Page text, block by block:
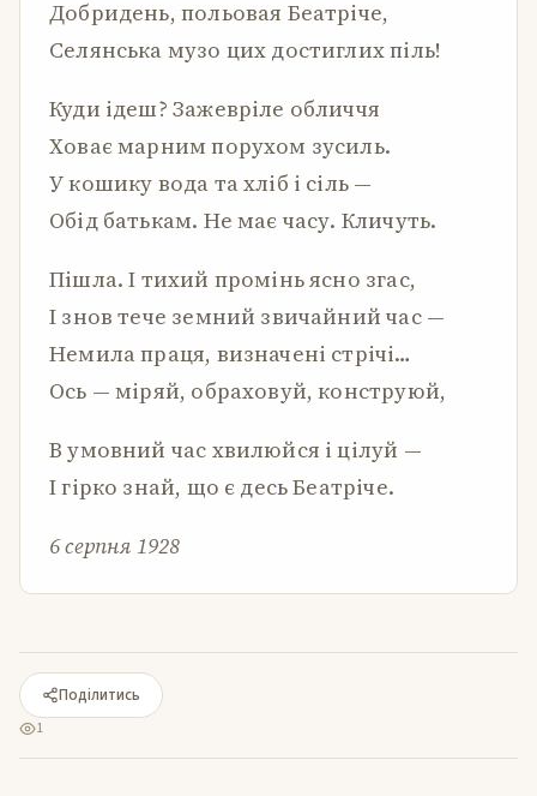
Добридень, польовая Беатріче,
Селянська музо цих достиглих піль!
Куди ідеш? Зажевріле обличчя
Ховає марним порухом зусиль.
У кошику вода та хліб і сіль —
Обід батькам. Не має часу. Кличуть.
Пішла. І тихий промінь ясно згас,
І знов тече земний звичайний час —
Немила праця, визначені стрічі…
Ось — міряй, обраховуй, конструюй,
В умовний час хвилюйся і цілуй —
І гірко знай, що є десь Беатріче.
6 серпня 1928
Поділитись
1